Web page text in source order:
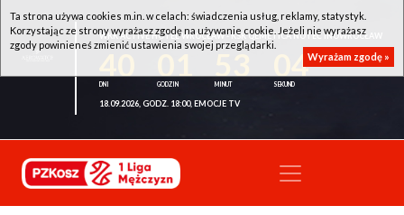
WKK ACTIVE HOTEL WROCŁAW - KSK QEMETICA NOTEĆ INOWROCŁAW
03
18.09.2026, GODZ. 18:00, EMOCJE TV
Ta strona używa cookies m.in. w celach: świadczenia usług, reklamy, statystyk.
Korzystając ze strony wyrażasz zgodę na używanie cookie. Jeżeli nie wyrażasz
zgody powinieneś zmienić ustawienia swojej przeglądarki.
Wyrażam zgodę »